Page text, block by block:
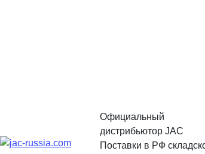
Официальный
дистрибьютор JAC
Поставки в РФ